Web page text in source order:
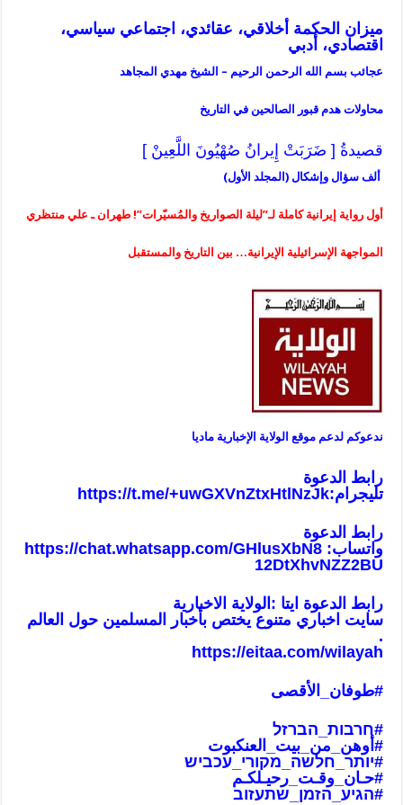
ميزان الحكمة أخلاقي، عقائدي، اجتماعي سياسي،
اقتصادي، أدبي
عجائب بسم الله الرحمن الرحيم – الشيخ مهدي المجاهد
محاولات هدم قبور الصالحين في التاريخ
قصيدةُ [ ضَرَبَتْ إِيرانُ صُهْيُونَ اللَّعِينْ ]
ألف سؤال وإشكال (المجلد الأول)
أول رواية إيرانية كاملة لـ”ليلة الصواريخ والمُسيّرات”! طهران ـ علي منتظري
المواجهة الإسرائيلية الإيرانية… بين التاريخ والمستقبل
ندعوكم لدعم موقع الولاية الإخبارية ماديا
رابط الدعوة
تليجرام:https://t.me/+uwGXVnZtxHtlNzJk
رابط الدعوة
واتساب:https://chat.whatsapp.com/GHlusXbN8
12DtXhvNZZ2BU
رابط الدعوة ايتا :الولاية الاخبارية
سايت اخباري متنوع يختص بأخبار المسلمين حول العالم
.
https://eitaa.com/wilayah
#طوفان_الأقصى
#חרבות_הברזל
#أوهن_من_بيت_العنكبوت
#יותר_חלשה_מקורי_עכביש
#حـان_وقـت_رحيـلكـم
#הגיע_הזמן_שתעזוב